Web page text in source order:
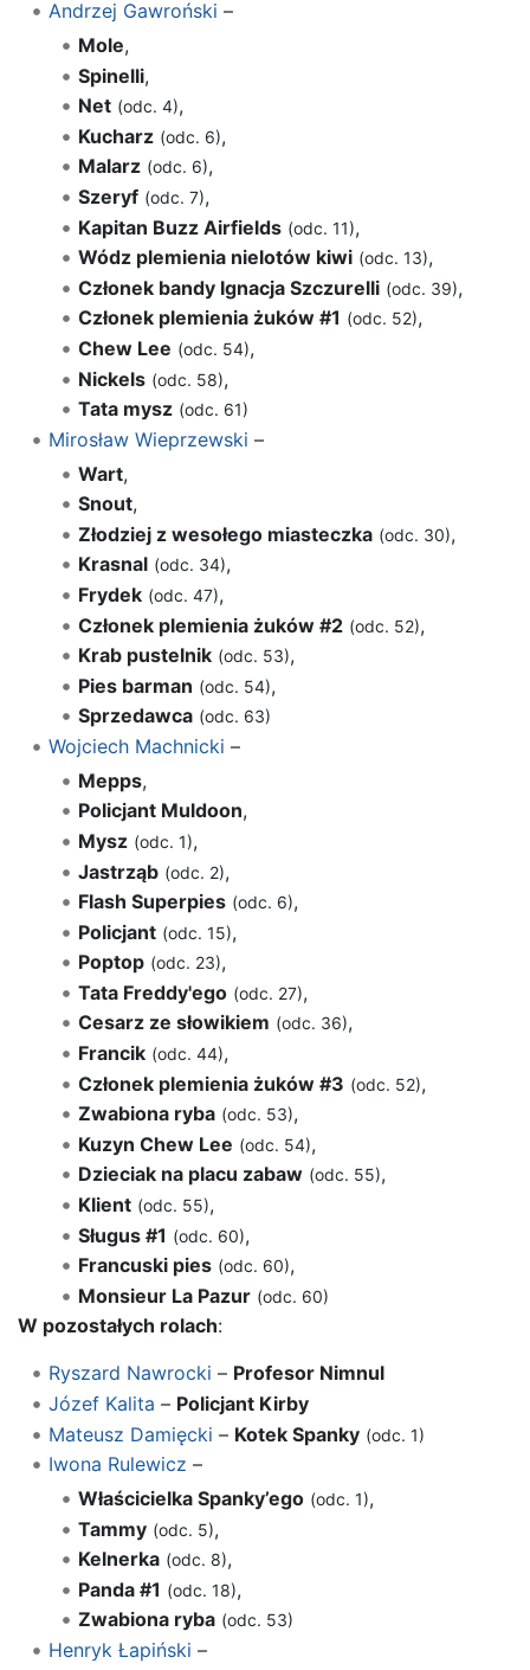
Andrzej Gawroński –
Mole,
Spinelli,
Net (odc. 4),
Kucharz (odc. 6),
Malarz (odc. 6),
Szeryf (odc. 7),
Kapitan Buzz Airfields (odc. 11),
Wódz plemienia nielotów kiwi (odc. 13),
Członek bandy Ignacja Szczurelli (odc. 39),
Członek plemienia żuków #1 (odc. 52),
Chew Lee (odc. 54),
Nickels (odc. 58),
Tata mysz (odc. 61)
Mirosław Wieprzewski –
Wart,
Snout,
Złodziej z wesołego miasteczka (odc. 30),
Krasnal (odc. 34),
Frydek (odc. 47),
Członek plemienia żuków #2 (odc. 52),
Krab pustelnik (odc. 53),
Pies barman (odc. 54),
Sprzedawca (odc. 63)
Wojciech Machnicki –
Mepps,
Policjant Muldoon,
Mysz (odc. 1),
Jastrząb (odc. 2),
Flash Superpies (odc. 6),
Policjant (odc. 15),
Poptop (odc. 23),
Tata Freddy'ego (odc. 27),
Cesarz ze słowikiem (odc. 36),
Francik (odc. 44),
Członek plemienia żuków #3 (odc. 52),
Zwabiona ryba (odc. 53),
Kuzyn Chew Lee (odc. 54),
Dzieciak na placu zabaw (odc. 55),
Klient (odc. 55),
Sługus #1 (odc. 60),
Francuski pies (odc. 60),
Monsieur La Pazur (odc. 60)
W pozostałych rolach:
Ryszard Nawrocki – Profesor Nimnul
Józef Kalita – Policjant Kirby
Mateusz Damięcki – Kotek Spanky (odc. 1)
Iwona Rulewicz –
Właścicielka Spanky’ego (odc. 1),
Tammy (odc. 5),
Kelnerka (odc. 8),
Panda #1 (odc. 18),
Zwabiona ryba (odc. 53)
Henryk Łapiński –